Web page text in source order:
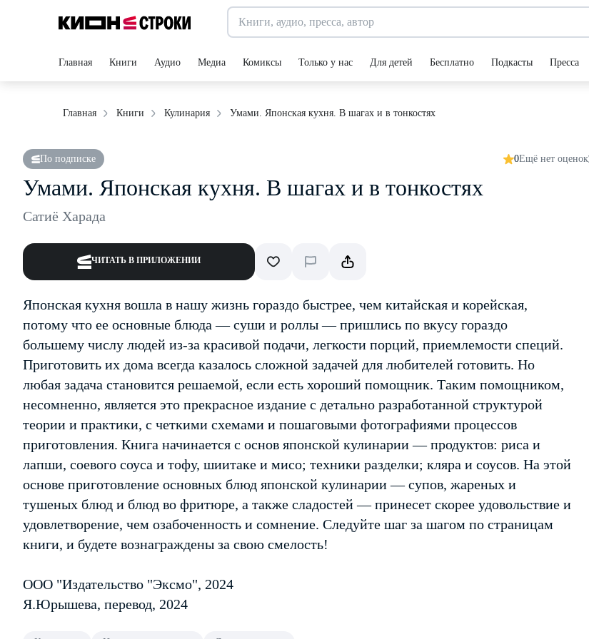
Главная Книги Аудио Медиа Комиксы Только у нас Для детей Бесплатно Подкасты Пресса
Главная Книги Кулинария Умами. Японская кухня. В шагах и в тонкостях
По подписке 0Ещё нет оценок
Умами. Японская кухня. В шагах и в тонкостях
Сатиё Харада
ЧИТАТЬ В ПРИЛОЖЕНИИ
Японская кухня вошла в нашу жизнь гораздо быстрее, чем китайская и корейская,
потому что ее основные блюда — суши и роллы — пришлись по вкусу гораздо
большему числу людей из-за красивой подачи, легкости порций, приемлемости специй.
Приготовить их дома всегда казалось сложной задачей для любителей готовить. Но
любая задача становится решаемой, если есть хороший помощник. Таким помощником,
несомненно, является это прекрасное издание с детально разработанной структурой
теории и практики, с четкими схемами и пошаговыми фотографиями процессов
приготовления. Книга начинается с основ японской кулинарии — продуктов: риса и
лапши, соевого соуса и тофу, шиитаке и мисо; техники разделки; кляра и соусов. На этой
основе приготовление основных блюд японской кулинарии — супов, жареных и
тушеных блюд и блюд во фритюре, а также сладостей — принесет скорее удовольствие и
удовлетворение, чем озабоченность и сомнение. Следуйте шаг за шагом по страницам
книги, и будете вознаграждены за свою смелость!
ООО "Издательство "Эксмо", 2024
Я.Юрышева, перевод, 2024